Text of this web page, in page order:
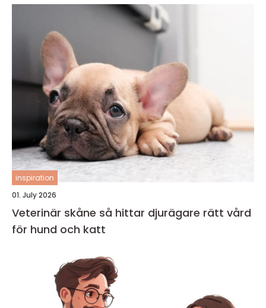
inspiration
01. July 2026
Veterinär skåne så hittar djurägare rätt vård
för hund och katt